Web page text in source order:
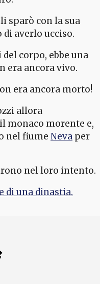
sparò con la sua
averlo ucciso.
corpo, ebbe una
era ancora vivo.
era ancora morto!
allora
monaco morente e,
nel fiume Neva per
nel loro intento.
di una dinastia.